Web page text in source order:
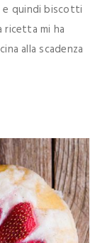
e quindi biscotti
ricetta mi ha
alla scadenza